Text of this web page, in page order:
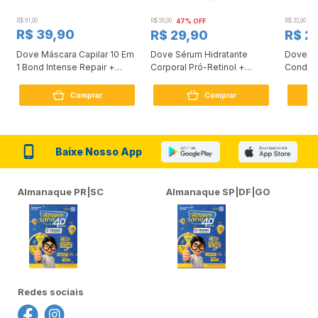
R$ 61,90
R$ 39,90
Dove Máscara Capilar 10 Em
1 Bond Intense Repair +
Comprar
R$ 56,90 47% OFF
R$ 29,90
Dove Sérum Hidratante
Corporal Pró-Retinol +
Comprar
R$ 33,90
R$
Dove
Baixe Nosso App
Almanaque PR|SC Almanaque SP|DF|GO
Redes sociais